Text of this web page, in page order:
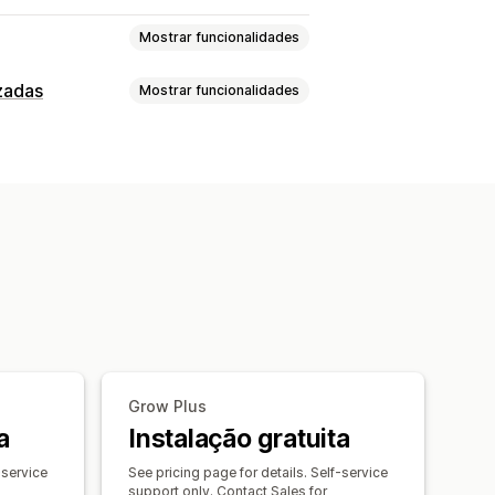
Mostrar funcionalidades
de filtros
Mostrar funcionalidades
Grow Plus
Instalação gratuita
See pricing page for details. Self-service
support only. Contact Sales for